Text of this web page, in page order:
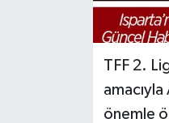
TFF 2.
önemle